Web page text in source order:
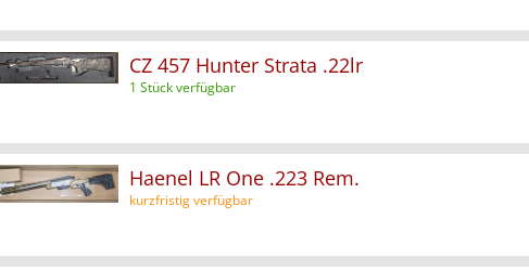
CZ 457 Hunter Strata .22lr
1 Stück verfügbar
Haenel LR One .223 Rem.
kurzfristig verfügbar